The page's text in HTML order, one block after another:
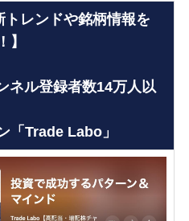
レンドや銘柄情報を
】
ネル登録者数14万人以
「Trade Labo」